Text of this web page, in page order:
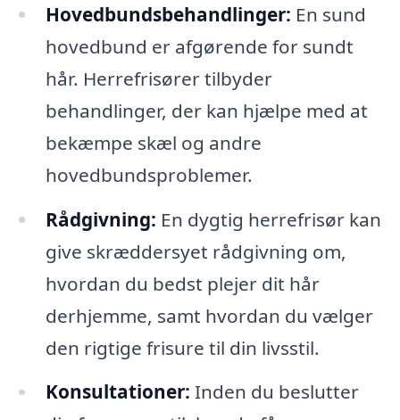
Hovedbundsbehandlinger: En sund
hovedbund er afgørende for sundt
hår. Herrefrisører tilbyder
behandlinger, der kan hjælpe med at
bekæmpe skæl og andre
hovedbundsproblemer.
Rådgivning: En dygtig herrefrisør kan
give skræddersyet rådgivning om,
hvordan du bedst plejer dit hår
derhjemme, samt hvordan du vælger
den rigtige frisure til din livsstil.
Konsultationer: Inden du beslutter